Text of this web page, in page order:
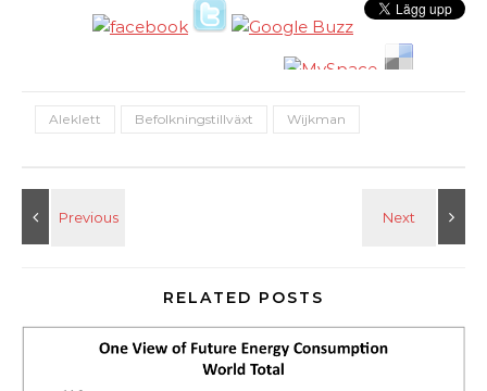
Aleklett Befolkningstillväxt Wijkman
RELATED POSTS